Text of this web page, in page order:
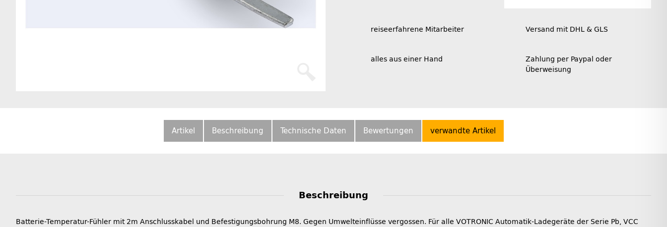
reiseerfahrene Mitarbeiter Versand mit DHL & GLS
alles aus einer Hand
Zahlung per Paypal oder
Überweisung
Artikel Beschreibung Technische Daten Bewertungen verwandte Artikel
Beschreibung
Batterie-Temperatur-Fühler mit 2m Anschlusskabel und Befestigungsbohrung M8. Gegen Umwelteinflüsse vergossen. Für alle VOTRONIC Automatik-Ladegeräte der Serie Pb, VCC